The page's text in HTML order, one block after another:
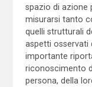
spazio di azione
misurarsi tanto
quelli strutturali
aspetti osservati
importante
riconoscimento
persona, della